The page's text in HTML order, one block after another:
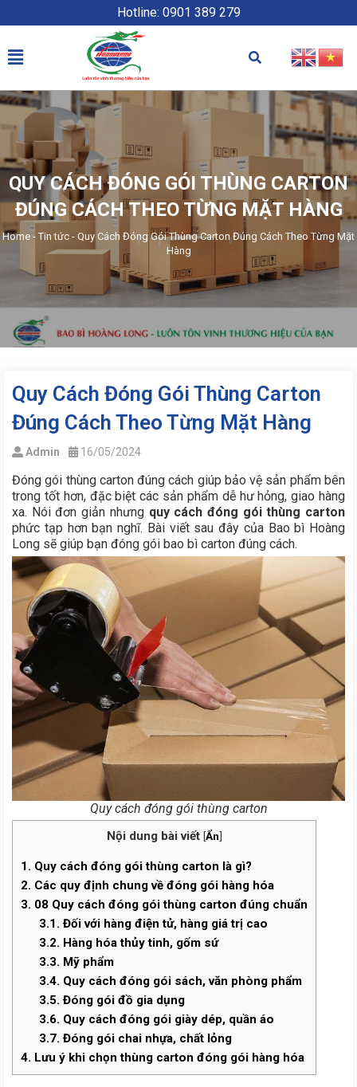
Hotline: 0901 389 279
QUY CÁCH ĐÓNG GÓI THÙNG CARTON
ĐÚNG CÁCH THEO TỪNG MẶT HÀNG
Home-Tin tức - Quy Cách Đóng Gói Thùng Carton Đúng Cách Theo Từng Mặt
Hàng
Quy Cách Đóng Gói Thùng Carton
Đúng Cách Theo Từng Mặt Hàng
Admin 16/05/2024
Đóng gói thùng carton đúng cách giúp bảo vệ sản phẩm bên
trong tốt hơn, đặc biệt các sản phẩm dễ hư hỏng, giao hàng
xa. Nói đơn giản nhưng quy cách đóng gói thùng carton
phức tạp hơn bạn nghĩ. Bài viết sau đây của Bao bì Hoàng
Long sẽ giúp bạn đóng gói bao bì carton đúng cách.
Quy cách đóng gói thùng carton
Nội dung bài viết [Ẩn]
1. Quy cách đóng gói thùng carton là gì?
2. Các quy định chung về đóng gói hàng hóa
3. 08 Quy cách đóng gói thùng carton đúng chuẩn
3.1. Đối với hàng điện tử, hàng giá trị cao
3.2. Hàng hóa thủy tinh, gốm sứ
3.3. Mỹ phẩm
3.4. Quy cách đóng gói sách, văn phòng phẩm
3.5. Đóng gói đồ gia dụng
3.6. Quy cách đóng gói giày dép, quần áo
3.7. Đóng gói chai nhựa, chất lỏng
4. Lưu ý khi chọn thùng carton đóng gói hàng hóa